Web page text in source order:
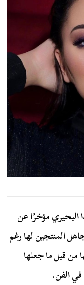
البحيري مؤخرًا عن
المنتجين لها رغم
من قبل ما جعلها
الفن.